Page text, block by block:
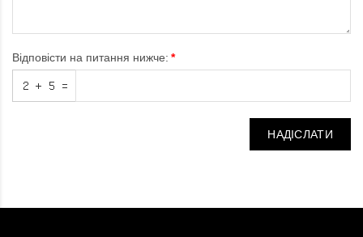
Відповісти на питання нижче:
НАДІСЛАТИ